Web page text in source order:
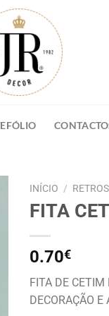
INÍCIO /
FITA
0.70€
FITA DE CETIM
DECORAÇÃO E